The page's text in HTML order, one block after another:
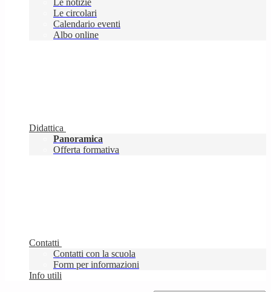
Le notizie
Le circolari
Calendario eventi
Albo online
Didattica
Panoramica
Offerta formativa
Contatti
Contatti con la scuola
Form per informazioni
Info utili